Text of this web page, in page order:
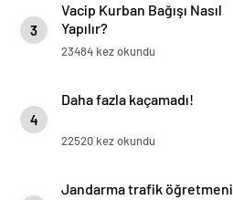
3
Vacip Kurban Bağışı Nasıl
Yapılır?
23484 kez okundu
4
Daha fazla kaçamadı!
22520 kez okundu
Jandarma trafik öğretmeni